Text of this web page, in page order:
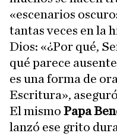
«escenarios
tantas veces en la
Dios: «¿Por qué,
qué parece
es una forma de
Escritura»,
El mismo Papa
lanzó ese grito